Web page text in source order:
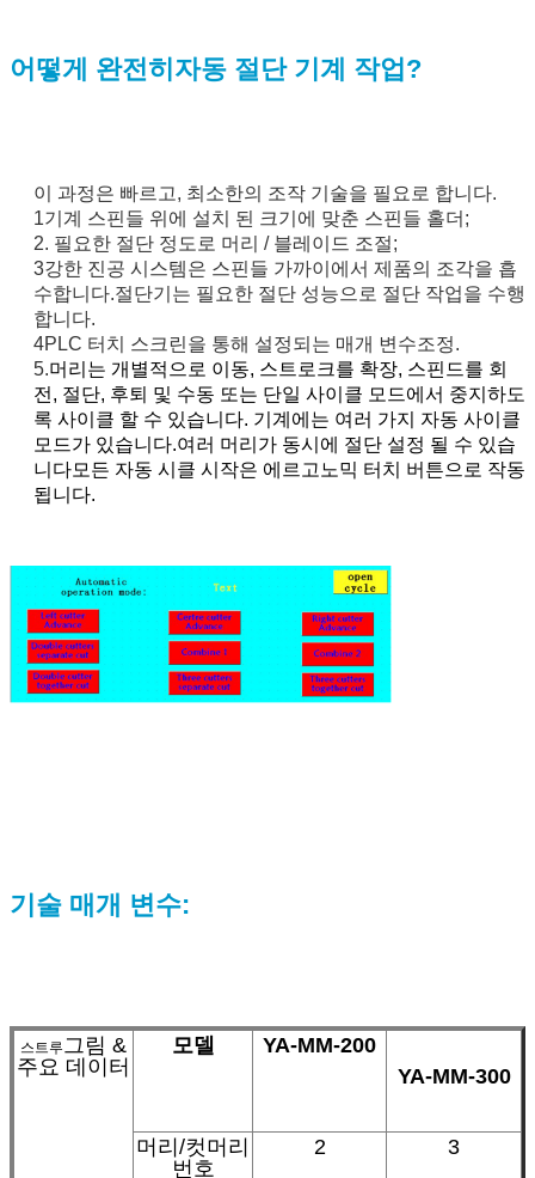
어떻게 완전히 자동 절단 기계 작업?
이 과정은 빠르고, 최소한의 조작 기술을 필요로 합니다.
1기계 스핀들 위에 설치 된 크기에 맞춘 스핀들 홀더;
2. 필요한 절단 정도로 머리 / 블레이드 조절;
3강한 진공 시스템은 스핀들 가까이에서 제품의 조각을 흡
수합니다.절단기는 필요한 절단 성능으로 절단 작업을 수행
합니다.
4PLC 터치 스크린을 통해 설정되는 매개 변수조정.
5.머리는 개별적으로 이동, 스트로크를 확장, 스핀드를 회
전, 절단, 후퇴 및 수동 또는 단일 사이클 모드에서 중지하도
록 사이클 할 수 있습니다. 기계에는 여러 가지 자동 사이클
모드가 있습니다.여러 머리가 동시에 절단 설정 될 수 있습
니다모든 자동 시클 시작은 에르고노믹 터치 버튼으로 작동
됩니다.
기술 매개 변수:
스트루그림 &
주요 데이터
모델
YA-MM-200
YA-MM-300
머리/컷머리
번호
2 3